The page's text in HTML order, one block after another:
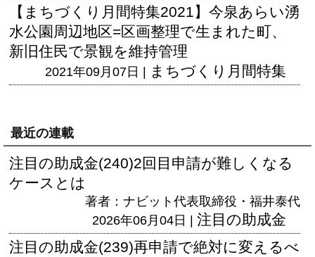
【まちづくり月間特集2021】今泉あらい湧
水公園周辺地区=区画整理で生まれた町、
新旧住民で景観を維持管理
2021年09月07日 | まちづくり月間特集
最近の連載
注目の助成金(240)2回目申請が難しくなる
ケースとは
著者：ナビット代表取締役・福井泰代
2026年06月04日 | 注目の助成金
注目の助成金(239)再申請で絶対に変えるべ